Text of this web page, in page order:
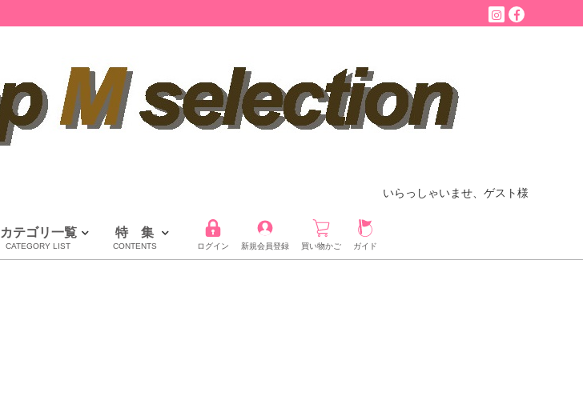
いらっしゃいませ、ゲスト様
カテゴリ一覧
CATEGORY LIST
特 集
CONTENTS ログイン 新規会員登録 買い物かご ガイド